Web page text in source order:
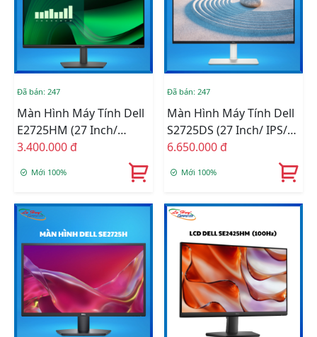
Đã bán: 247
Màn Hình Máy Tính Dell
E2725HM (27 Inch/
FullHD/ 5ms/ 100Hz/ IPS)
3.400.000 đ
Mới 100%
Đã bán: 247
Màn Hình Máy Tính Dell
S2725DS (27 Inch/ IPS/
100Hz/ 2K/ HDMI/ DP)
6.650.000 đ
Mới 100%